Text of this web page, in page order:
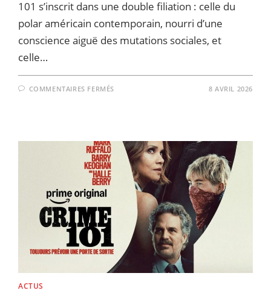
101 s’inscrit dans une double filiation : celle du
polar américain contemporain, nourri d’une
conscience aiguë des mutations sociales, et
celle…
COMMENTAIRES FERMÉS
ONT
DÉJÀ
ÉTÉ
COMMIS…
MAIS
RÉPÈTENT
CRITIQUE
8 AVRIL 2026
ACTUS